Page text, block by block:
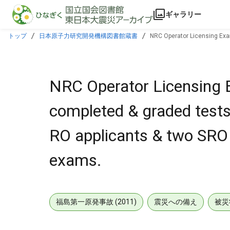
本文に飛ぶ
ギャラリー
トップ 日本原子力研究開発機構図書館蔵書
NRC Operator Licensing
NRC Operator
completed & graded
RO applicants & two
exams.
福島第一原発事故 (2011) 震災への備え 被災